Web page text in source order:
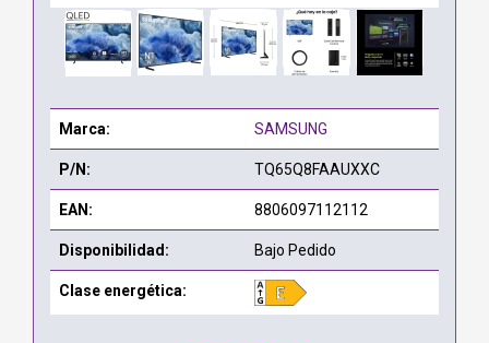
Marca: SAMSUNG
P/N: TQ65Q8FAAUXXC
EAN: 8806097112112
Disponibilidad: Bajo Pedido
Clase energética: